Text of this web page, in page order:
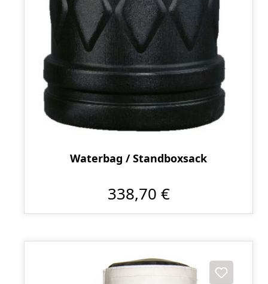
Waterbag / Standboxsack
338,70 €